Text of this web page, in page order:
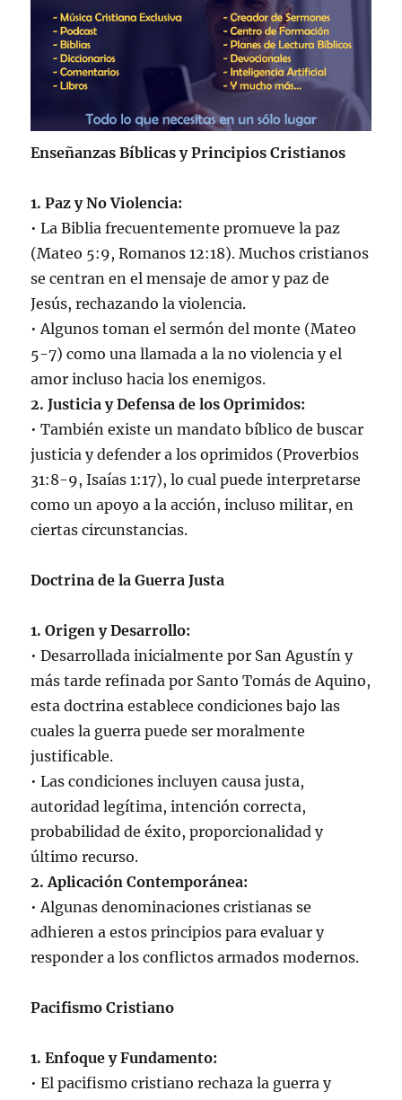
Enseñanzas Bíblicas y Principios Cristianos
1. Paz y No Violencia:
• La Biblia frecuentemente promueve la paz
(Mateo 5:9, Romanos 12:18). Muchos cristianos
se centran en el mensaje de amor y paz de
Jesús, rechazando la violencia.
• Algunos toman el sermón del monte (Mateo
5-7) como una llamada a la no violencia y el
amor incluso hacia los enemigos.
2. Justicia y Defensa de los Oprimidos:
• También existe un mandato bíblico de buscar
justicia y defender a los oprimidos (Proverbios
31:8-9, Isaías 1:17), lo cual puede interpretarse
como un apoyo a la acción, incluso militar, en
ciertas circunstancias.
Doctrina de la Guerra Justa
1. Origen y Desarrollo:
• Desarrollada inicialmente por San Agustín y
más tarde refinada por Santo Tomás de Aquino,
esta doctrina establece condiciones bajo las
cuales la guerra puede ser moralmente
justificable.
• Las condiciones incluyen causa justa,
autoridad legítima, intención correcta,
probabilidad de éxito, proporcionalidad y
último recurso.
2. Aplicación Contemporánea:
• Algunas denominaciones cristianas se
adhieren a estos principios para evaluar y
responder a los conflictos armados modernos.
Pacifismo Cristiano
1. Enfoque y Fundamento:
• El pacifismo cristiano rechaza la guerra y